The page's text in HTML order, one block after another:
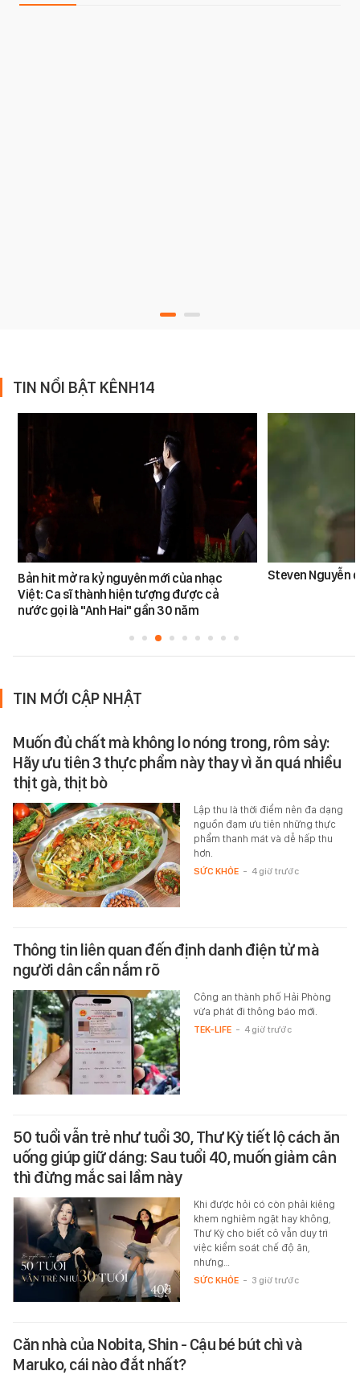
TIN NỔI BẬT KÊNH14
Bản hit mở ra kỷ nguyên mới của nhạc
Việt: Ca sĩ thành hiện tượng được cả
nước gọi là "Anh Hai" gần 30 năm
Steven Nguyễn
TIN MỚI CẬP NHẬT
Muốn đủ chất mà không lo nóng trong, rôm sảy:
Hãy ưu tiên 3 thực phẩm này thay vì ăn quá nhiều
thịt gà, thịt bò
Lập thu là thời điểm nên đa dạng
nguồn đạm ưu tiên những thực
phẩm thanh mát và dễ hấp thu
hơn.
SỨC KHỎE - 4 giờ trước
Thông tin liên quan đến định danh điện tử mà
người dân cần nắm rõ
Công an thành phố Hải Phòng
vừa phát đi thông báo mới.
TEK-LIFE - 4 giờ trước
50 tuổi vẫn trẻ như tuổi 30, Thư Kỳ tiết lộ cách ăn
uống giúp giữ dáng: Sau tuổi 40, muốn giảm cân
thì đừng mắc sai lầm này
Khi được hỏi có còn phải kiêng
khem nghiêm ngặt hay không,
Thư Kỳ cho biết cô vẫn duy trì
việc kiểm soát chế độ ăn,
nhưng…
SỨC KHỎE - 3 giờ trước
Căn nhà của Nobita, Shin - Cậu bé bút chì và
Maruko, cái nào đắt nhất?